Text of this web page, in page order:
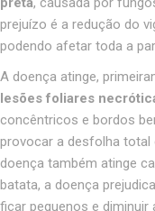
prejuízo é a redução do
podendo afetar toda a
A doença atinge,
lesões foliares
concêntricos e bordos
provocar a desfolha total
doença também atinge
batata, a doença
ficar pequenos e diminuir